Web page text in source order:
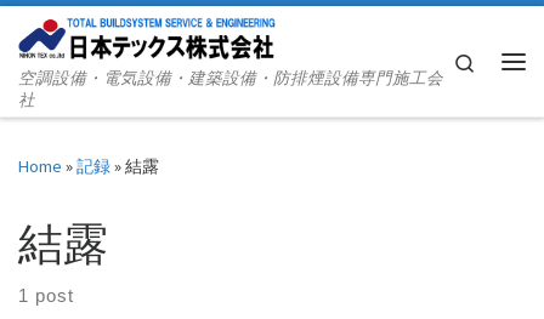
Skip to content
空調設備・電気設備・建築設備・防排煙設備専門施工会
社
Search
Home »記録»結露
結露
1 post